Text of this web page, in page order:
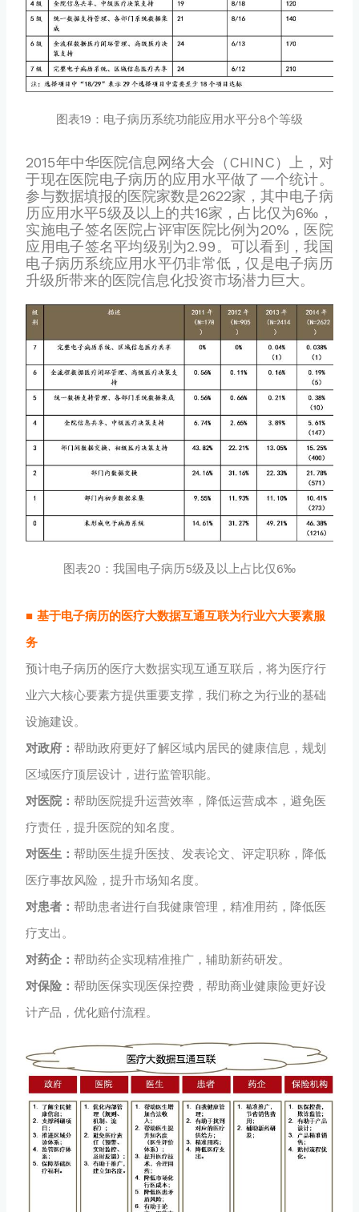
图表19：电子病历系统功能应用水平分8个等级
2015年中华医院信息网络大会（CHINC）上，对
于现在医院电子病历的应用水平做了一个统计。
参与数据填报的医院家数是2622家，其中电子病
历应用水平5级及以上的共16家，占比仅为6‰，
实施电子签名医院占评审医院比例为20%，医院
应用电子签名平均级别为2.99。可以看到，我国
电子病历系统应用水平仍非常低，仅是电子病历
升级所带来的医院信息化投资市场潜力巨大。
图表20：我国电子病历5级及以上占比仅6‰
■ 基于电子病历的医疗大数据互通互联为行业六大要素服
务
预计电子病历的医疗大数据实现互通互联后，将为医疗行
业六大核心要素方提供重要支撑，我们称之为行业的基础
设施建设。
对政府：帮助政府更好了解区域内居民的健康信息，规划
区域医疗顶层设计，进行监管职能。
对医院：帮助医院提升运营效率，降低运营成本，避免医
疗责任，提升医院的知名度。
对医生：帮助医生提升医技、发表论文、评定职称，降低
医疗事故风险，提升市场知名度。
对患者：帮助患者进行自我健康管理，精准用药，降低医
疗支出。
对药企：帮助药企实现精准推广，辅助新药研发。
对保险：帮助医保实现医保控费，帮助商业健康险更好设
计产品，优化赔付流程。